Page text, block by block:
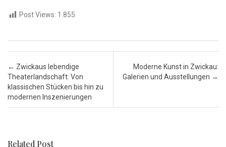
Post Views: 1.855
Post navigation
← Zwickaus lebendige
Theaterlandschaft: Von
klassischen Stücken bis hin zu
modernen Inszenierungen
Moderne Kunst in Zwickau:
Galerien und Ausstellungen →
Related Post